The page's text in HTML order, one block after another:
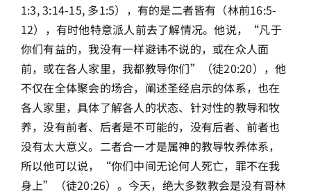
1:3, 3:14-15, 多1:5），有的是二者皆有（林前16:5-
12），有时他特意派人前去了解情况。他说，“凡于
你们有益的，我没有一样避讳不说的，或在众人面
前，或在各人家里，我都教导你们”（徒20:20），他
不仅在全体聚会的场合，阐述圣经启示的体系，也在
各人家里，具体了解各人的状态、针对性的教导和牧
养，没有前者、后者是不可能的，没有后者、前者也
没有太大意义。二者合一才是属神的教导牧养体系，
所以他可以说，“你们中间无论何人死亡，罪不在我
身上”（徒20:26）。今天，绝大多数教会是没有哥林